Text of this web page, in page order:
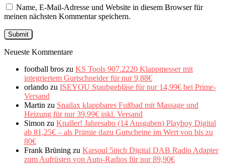
Name, E-Mail-Adresse und Website in diesem Browser für
meinen nächsten Kommentar speichern.
Neueste Kommentare
football bros zu KS Tools 907.2220 Klappmesser mit
integriertem Gurtschneider für nur 9,88€
orlando zu ISEYOU Staubgebläse für nur 14,99€ bei Prime-
Versand
Martin zu Snailax klappbares Fußbad mit Massage und
Heizung für nur 39,99€ inkl. Versand
Simon zu Knaller! Jahresabo (14 Ausgaben) Playboy Digital
ab 81,25€ – als Prämie dazu Gutscheine im Wert von bis zu
80€
Frank Brüning zu Karsoul 5inch Digital DAB Radio Adapter
zum Aufrüsten von Auto-Radios für nur 89,90€